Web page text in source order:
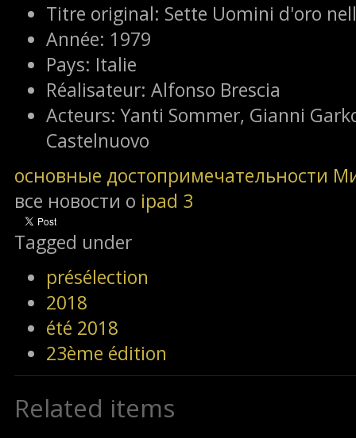
Titre original: Sette Uomini d'oro
Année: 1979
Pays: Italie
Réalisateur: Alfonso Brescia
Acteurs: Yanti Sommer, Gianni
Castelnuovo
основные достопримечательности
все новости о ipad 3
Tagged under
présélection
2018
été 2018
23ème édition
Related items